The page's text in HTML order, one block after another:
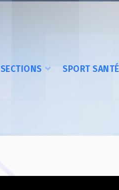
SECTIONS SPORT SANTÉ